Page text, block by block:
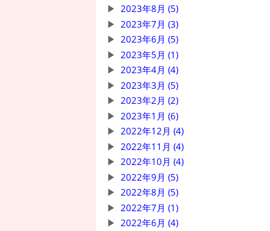
2023年8月 (5)
2023年7月 (3)
2023年6月 (5)
2023年5月 (1)
2023年4月 (4)
2023年3月 (5)
2023年2月 (2)
2023年1月 (6)
2022年12月 (4)
2022年11月 (4)
2022年10月 (4)
2022年9月 (5)
2022年8月 (5)
2022年7月 (1)
2022年6月 (4)